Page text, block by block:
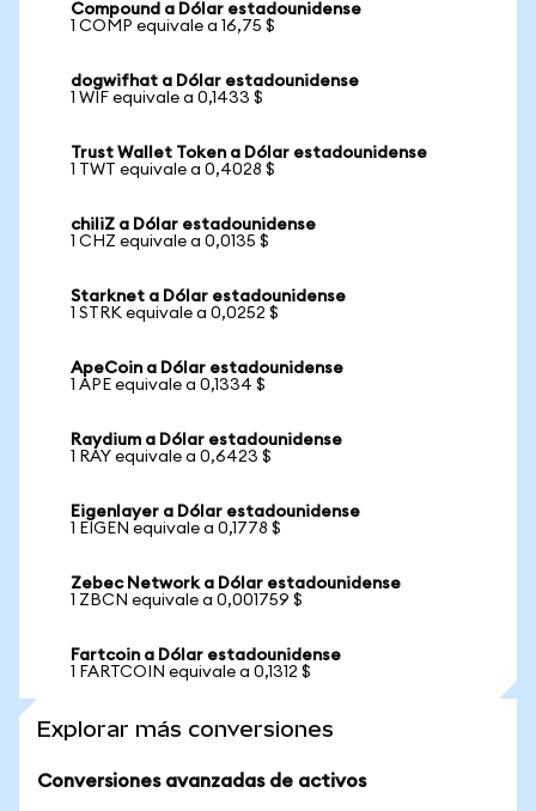
Compound a Dólar estadounidense
1 COMP equivale a 16,75 $
dogwifhat a Dólar estadounidense
1 WIF equivale a 0,1433 $
Trust Wallet Token a Dólar estadounidense
1 TWT equivale a 0,4028 $
chiliZ a Dólar estadounidense
1 CHZ equivale a 0,0135 $
Starknet a Dólar estadounidense
1 STRK equivale a 0,0252 $
ApeCoin a Dólar estadounidense
1 APE equivale a 0,1334 $
Raydium a Dólar estadounidense
1 RAY equivale a 0,6423 $
Eigenlayer a Dólar estadounidense
1 EIGEN equivale a 0,1778 $
Zebec Network a Dólar estadounidense
1 ZBCN equivale a 0,001759 $
Fartcoin a Dólar estadounidense
1 FARTCOIN equivale a 0,1312 $
Explorar más conversiones
Conversiones avanzadas de activos